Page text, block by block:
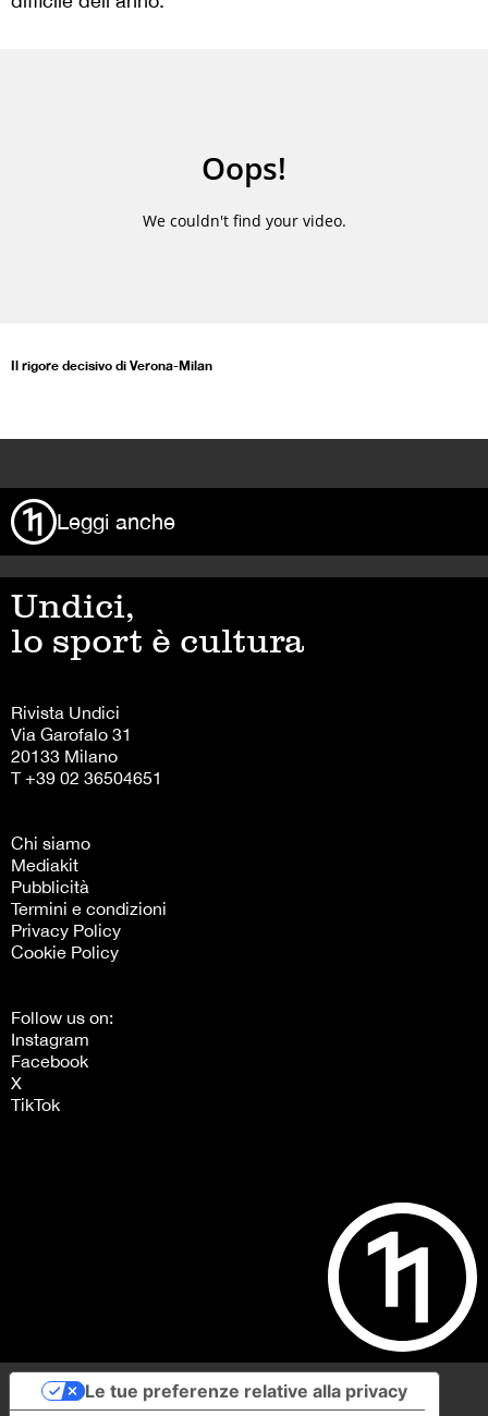
Il rigore decisivo di Verona-Milan
Leggi anche
Undici,
lo sport è cultura
Rivista Undici
Via Garofalo 31
20133 Milano
T +39 02 36504651
Chi siamo
Mediakit
Pubblicità
Termini e condizioni
Privacy Policy
Cookie Policy
Follow us on:
Instagram
Facebook
X
TikTok
Le tue preferenze relative alla privacy